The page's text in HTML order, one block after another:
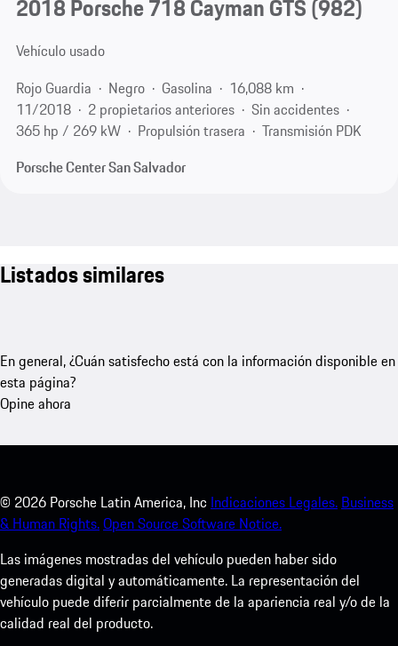
2018 Porsche 718 Cayman GTS(982)
Vehículo usado
Rojo Guardia
Negro Gasolina
16,088 km
11/2018
2 propietarios anteriores
Sin accidentes
365 hp / 269 kW
Propulsión trasera
Transmisión PDK
Porsche Center San Salvador
Listados similares
En general, ¿Cuán satisfecho está con la información disponible en
esta página?
Opine ahora
© 2026 Porsche Latin America, Inc Indicaciones Legales. Business
& Human Rights.Open Source Software Notice.
Las imágenes mostradas del vehículo pueden haber sido
generadas digital y automáticamente. La representación del
vehículo puede diferir parcialmente de la apariencia real y/o de la
calidad real del producto.